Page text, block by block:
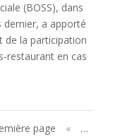
(BOSS), dans
a apporté
de la participation
restaurant en cas
page «
…